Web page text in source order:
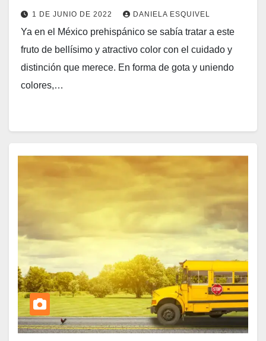
1 DE JUNIO DE 2022 DANIELA ESQUIVEL
Ya en el México prehispánico se sabía tratar a este
fruto de bellísimo y atractivo color con el cuidado y
distinción que merece. En forma de gota y uniendo
colores,…